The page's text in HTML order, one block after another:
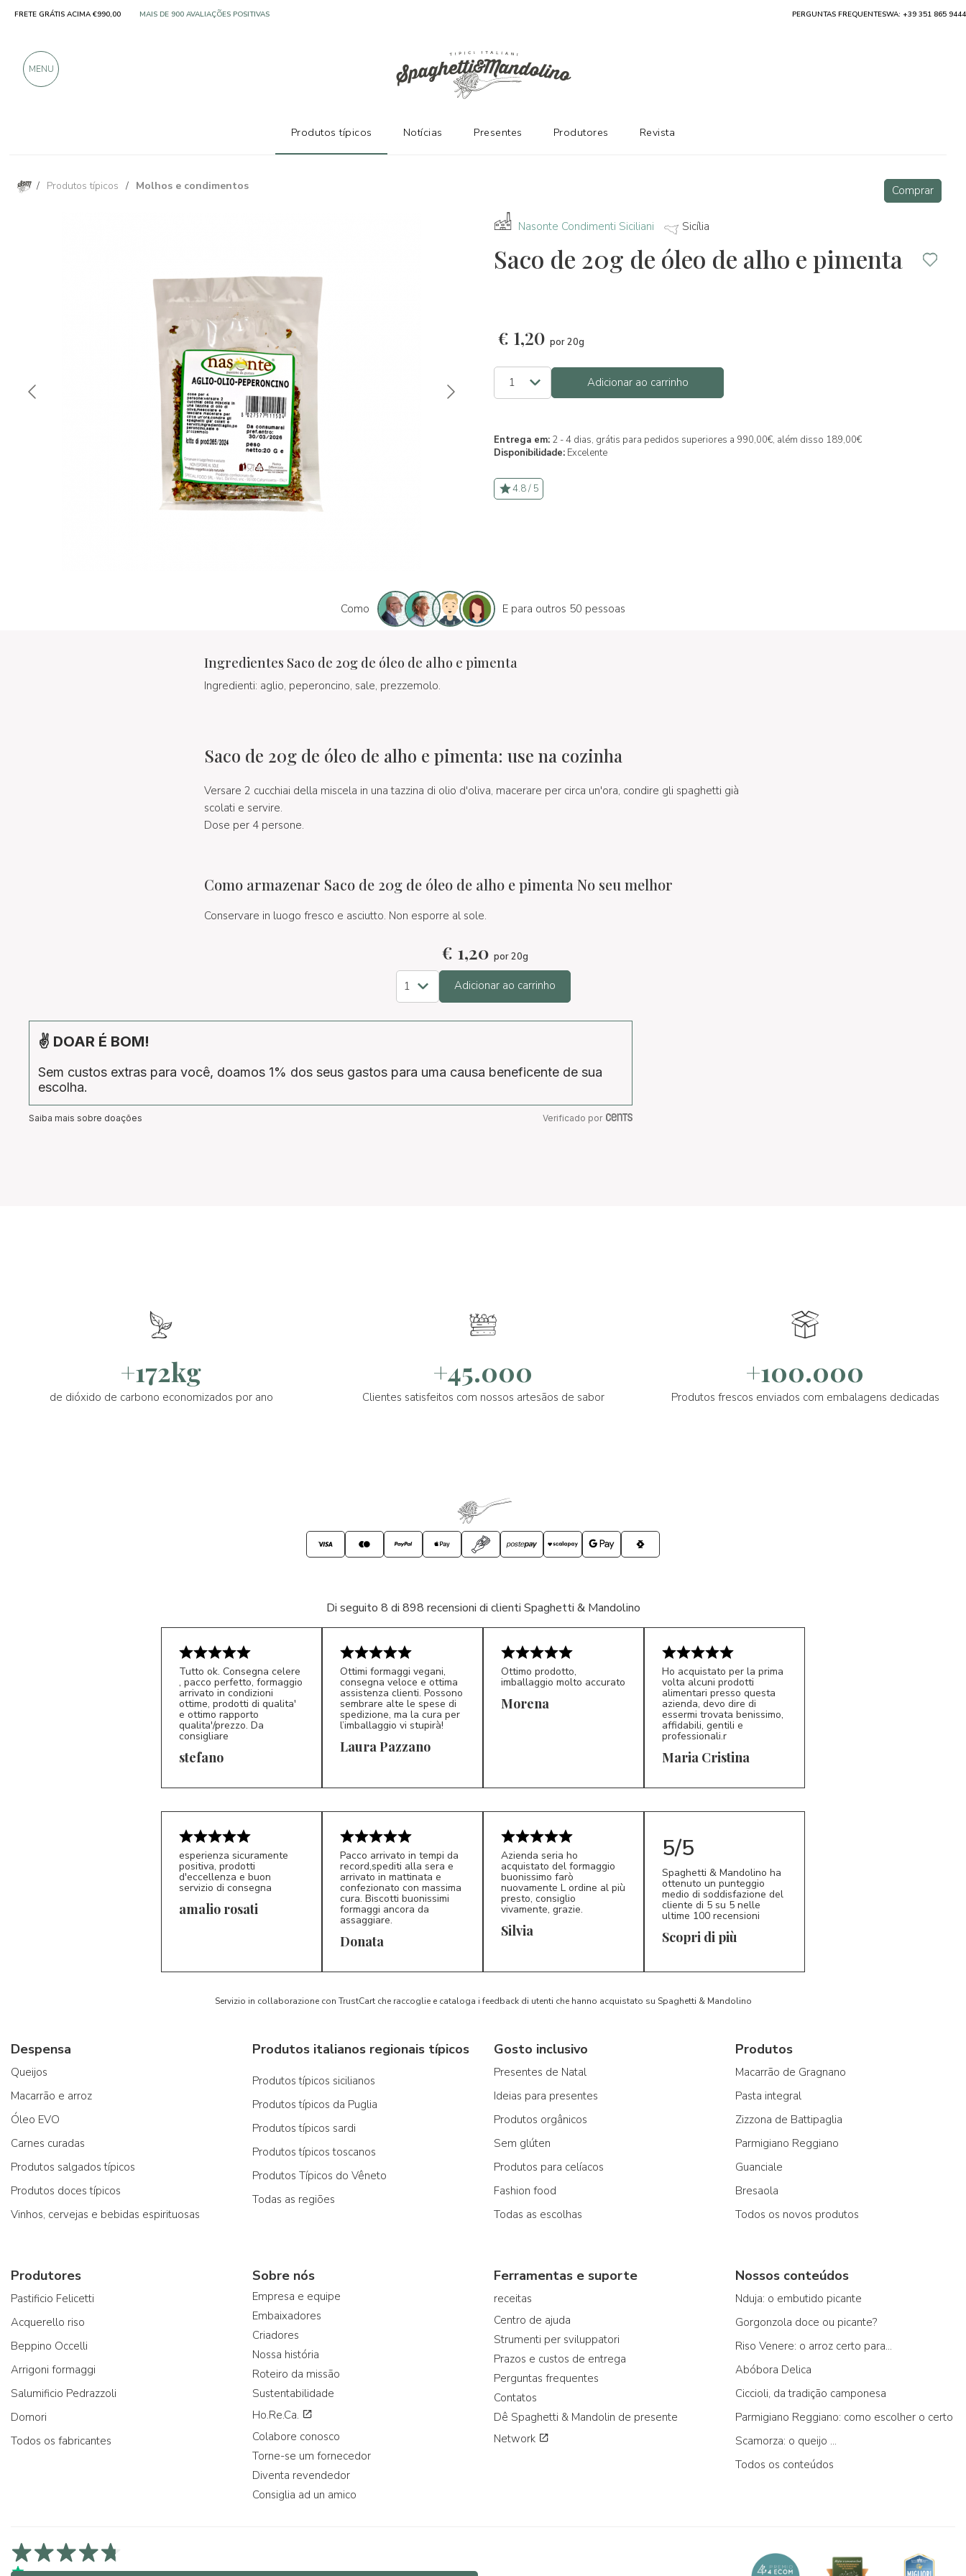
/ Produtos típicos / Molhos e condimentos Comprar
Nasonte Condimenti Siciliani Sicília
Saco de 20g de óleo de alho e pimenta
€ 1,20 por 20g
Adicionar ao carrinho
Entrega em: 2 - 4 dias, grátis para pedidos superiores a 990,00€, além disso 189,00€
Disponibilidade: Excelente
4.8 / 5
Como E para outros 50 pessoas
Ingredientes Saco de 20g de óleo de alho e pimenta
Ingredienti: aglio, peperoncino, sale, prezzemolo.
Saco de 20g de óleo de alho e pimenta: use na cozinha
Versare 2 cucchiai della miscela in una tazzina di olio d'oliva, macerare per circa un'ora, condire gli spaghetti già
scolati e servire.
Dose per 4 persone.
Como armazenar Saco de 20g de óleo de alho e pimenta No seu melhor
Conservare in luogo fresco e asciutto. Non esporre al sole.
€ 1,20 por 20g
Adicionar ao carrinho
✌ DOAR É BOM!
Sem custos extras para você, doamos 1% dos seus gastos para uma causa beneficente de sua
escolha.
Saiba mais sobre doações Verificado por
+172kg
de dióxido de carbono economizados por ano
+45.000
Clientes satisfeitos com nossos artesãos de sabor
+100.000
Produtos frescos enviados com embalagens dedicadas
Di seguito 8 di 898 recensioni di clienti Spaghetti & Mandolino
S*
Tutto ok. Consegna celere
, pacco perfetto, formaggio
arrivato in condizioni
ottime, prodotti di qualita'
e ottimo rapporto
qualita'/prezzo. Da
consigliare
stefano LP 5/5
Ottimi formaggi vegani,
consegna veloce e ottima
assistenza clienti. Possono
sembrare alte le spese di
spedizione, ma la cura per
l’imballaggio vi stupirà!
Laura Pazzano
Ottimo prodotto,
imballaggio molto accurato
Morena
MC 5/5
Ho acquistato per la prima
volta alcuni prodotti
alimentari presso questa
azienda, devo dire di
essermi trovata benissimo,
affidabili, gentili e
professionali.r
Maria Cristina
esperienza sicuramente
positiva, prodotti
d'eccellenza e buon
servizio di consegna
amalio rosati
D*
Pacco arrivato in tempi da
record,spediti alla sera e
arrivato in mattinata e
confezionato con massima
cura. Biscotti buonissimi
formaggi ancora da
assaggiare.
Donata S*
Azienda seria ho
acquistato del formaggio
buonissimo farò
nuovamente L ordine al più
presto, consiglio
vivamente, grazie.
Silvia
5/5
Spaghetti & Mandolino ha
ottenuto un punteggio
medio di soddisfazione del
cliente di 5 su 5 nelle
ultime 100 recensioni
Scopri di più
Servizio in collaborazione con TrustCart che raccoglie e cataloga i feedback di utenti che hanno acquistato su Spaghetti & Mandolino
Despensa
Queijos
Macarrão e arroz
Óleo EVO
Carnes curadas
Produtos salgados típicos
Produtos doces típicos
Vinhos, cervejas e bebidas espirituosas
Produtos italianos regionais típicos
Produtos típicos sicilianos
Produtos típicos da Puglia
Produtos típicos sardi
Produtos típicos toscanos
Produtos Típicos do Vêneto
Todas as regiões
Gosto inclusivo
Presentes de Natal
Ideias para presentes
Produtos orgânicos
Sem glúten
Produtos para celíacos
Fashion food
Todas as escolhas
Produtos
Macarrão de Gragnano
Pasta integral
Zizzona de Battipaglia
Parmigiano Reggiano
Guanciale
Bresaola
Todos os novos produtos
Produtores
Pastificio Felicetti
Acquerello riso
Beppino Occelli
Arrigoni formaggi
Salumificio Pedrazzoli
Domori
Todos os fabricantes
Sobre nós
Empresa e equipe
Embaixadores
Criadores
Nossa história
Roteiro da missão
Sustentabilidade
Ho.Re.Ca.
Colabore conosco
Torne-se um fornecedor
Diventa revendedor
Consiglia ad un amico
Ferramentas e suporte
receitas
Centro de ajuda
Strumenti per sviluppatori
Prazos e custos de entrega
Perguntas frequentes
Contatos
Dê Spaghetti & Mandolin de presente
Network
Nossos conteúdos
Nduja: o embutido picante
Gorgonzola doce ou picante?
Riso Venere: o arroz certo para...
Abóbora Delica
Ciccioli, da tradição camponesa
Parmigiano Reggiano: como escolher o certo
Scamorza: o queijo ...
Todos os conteúdos
FRETE GRÁTIS ACIMA €990,00 SOMENTE PRODUTOS DE EXCELENTES FABRICANTES PERGUNTAS FREQUENTESWA: +39 351 865 9444
MENU
Produtos típicos Notícias Presentes Produtores Revista